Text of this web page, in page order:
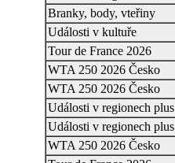
Branky, body, vteřiny
Události v kultuře
Tour de France 2026
WTA 250 2026 Česko
WTA 250 2026 Česko
Události v regionech plus
Události v regionech plus
WTA 250 2026 Česko